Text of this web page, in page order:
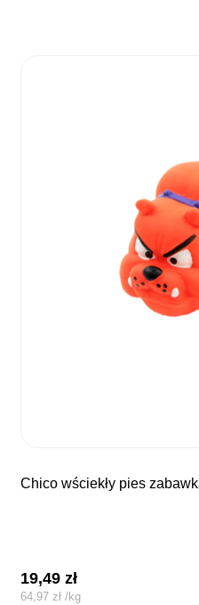
chico wściekły pies
19,49zł
64,97zł /kg